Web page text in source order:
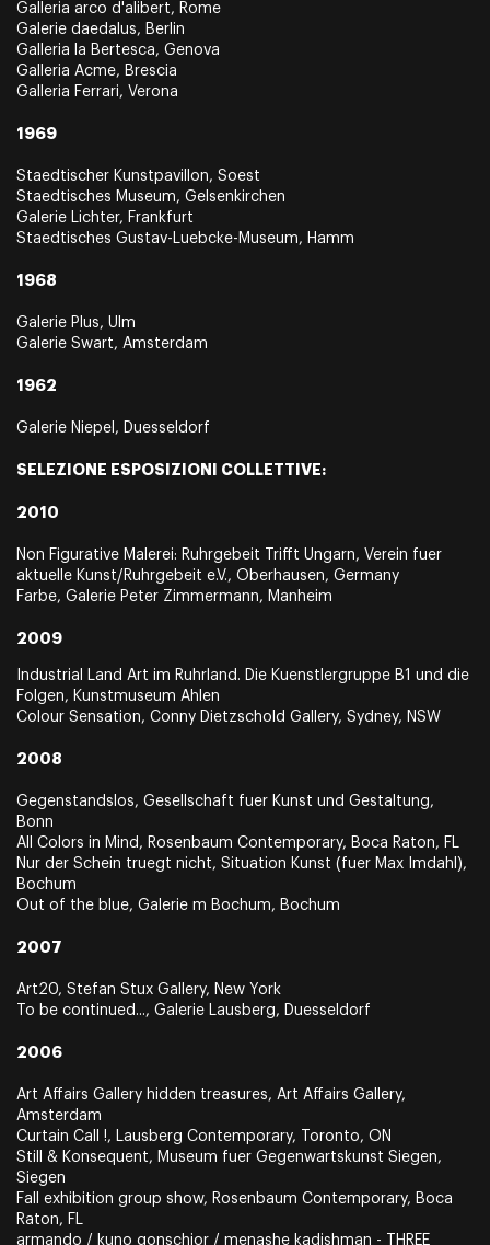
Galleria arco d'alibert, Rome
Galerie daedalus, Berlin
Galleria la Bertesca, Genova
Galleria Acme, Brescia
Galleria Ferrari, Verona
1969
Staedtischer Kunstpavillon, Soest
Staedtisches Museum, Gelsenkirchen
Galerie Lichter, Frankfurt
Staedtisches Gustav-Luebcke-Museum, Hamm
1968
Galerie Plus, Ulm
Galerie Swart, Amsterdam
1962
Galerie Niepel, Duesseldorf
SELEZIONE ESPOSIZIONI COLLETTIVE:
2010
Non Figurative Malerei: Ruhrgebeit Trifft Ungarn, Verein fuer
aktuelle Kunst/Ruhrgebeit e.V., Oberhausen, Germany
Farbe, Galerie Peter Zimmermann, Manheim
2009
Industrial Land Art im Ruhrland. Die Kuenstlergruppe B1 und die
Folgen, Kunstmuseum Ahlen
Colour Sensation, Conny Dietzschold Gallery, Sydney, NSW
2008
Gegenstandslos, Gesellschaft fuer Kunst und Gestaltung,
Bonn
All Colors in Mind, Rosenbaum Contemporary, Boca Raton, FL
Nur der Schein truegt nicht, Situation Kunst (fuer Max Imdahl),
Bochum
Out of the blue, Galerie m Bochum, Bochum
2007
Art20, Stefan Stux Gallery, New York
To be continued..., Galerie Lausberg, Duesseldorf
2006
Art Affairs Gallery hidden treasures, Art Affairs Gallery,
Amsterdam
Curtain Call !, Lausberg Contemporary, Toronto, ON
Still & Konsequent, Museum fuer Gegenwartskunst Siegen,
Siegen
Fall exhibition group show, Rosenbaum Contemporary, Boca
Raton, FL
armando / kuno gonschior / menashe kadishman - THREE